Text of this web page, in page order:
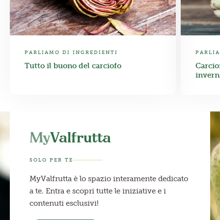
PARLIAMO DI INGREDIENTI
Tutto il buono del carciofo
MyValfrutta
SOLO PER TE
MyValfrutta è lo spazio interamente dedicato
a te. Entra e scopri tutte le iniziative e i
contenuti esclusivi!